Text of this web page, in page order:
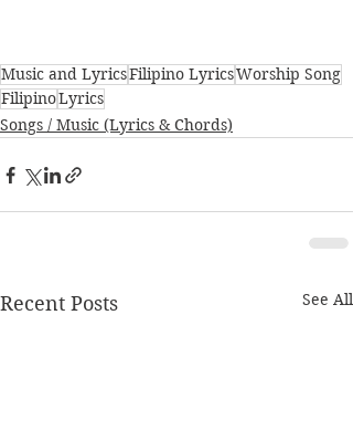
Music and LyricsFilipino LyricsWorship Song
FilipinoLyrics
Songs / Music (Lyrics & Chords)
Recent Posts See All